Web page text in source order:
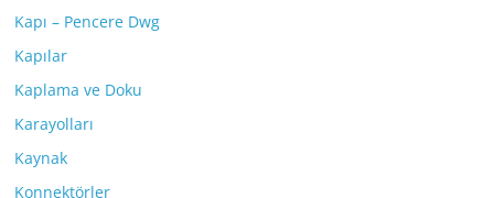
Kapı – Pencere Dwg
Kapılar
Kaplama ve Doku
Karayolları
Kaynak
Konnektörler